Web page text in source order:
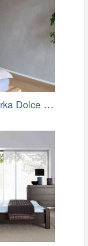
Betonová stěrka Dolce 2.jpg